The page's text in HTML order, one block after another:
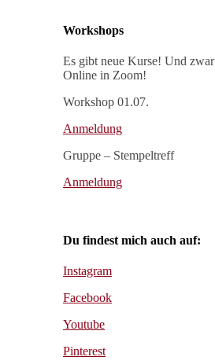
Workshops
Es gibt neue Kurse! Und zwar
Online in Zoom!
Workshop 01.07.
Anmeldung
Gruppe – Stempeltreff
Anmeldung
Du findest mich auch auf:
Instagram
Facebook
Youtube
Pinterest